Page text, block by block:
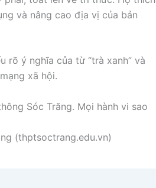
và nâng cao địa vị của bản
rõ ý nghĩa của từ “trà xanh” và
xã hội.
Sóc Trăng. Mọi hành vi sao
(thptsoctrang.edu.vn)